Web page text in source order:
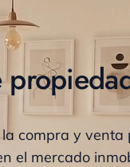
compra y
el mercado